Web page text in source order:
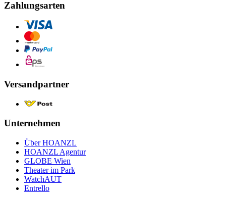
Zahlungsarten
Versandpartner
Unternehmen
Über HOANZL
HOANZL Agentur
GLOBE Wien
Theater im Park
WatchAUT
Entrello